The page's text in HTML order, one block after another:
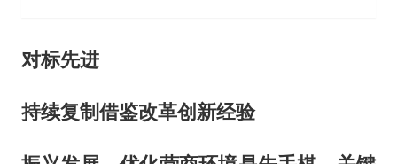
对标先进
持续复制借鉴改革创新经验